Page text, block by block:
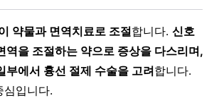
약물과 면역치료로 조절합니다. 신호
역을 조절하는 약으로 증상을 다스리며,
부에서 흉선 절제 수술을 고려합니다.
심입니다.